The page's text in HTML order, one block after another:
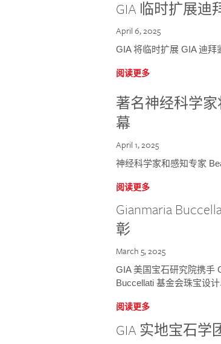
GIA 临时扩展
April 6, 2025
GIA 将临时扩展 GIA 迪拜
阅读更多
著名神经科学家
幕
April 1, 2025
神经科学家和感知专家
阅读更多
Gianmaria
彰
March 5, 2025
GIA 美国宝石研究院携手
Buccellati 基金会珠宝设
阅读更多
GIA 实地宝石学